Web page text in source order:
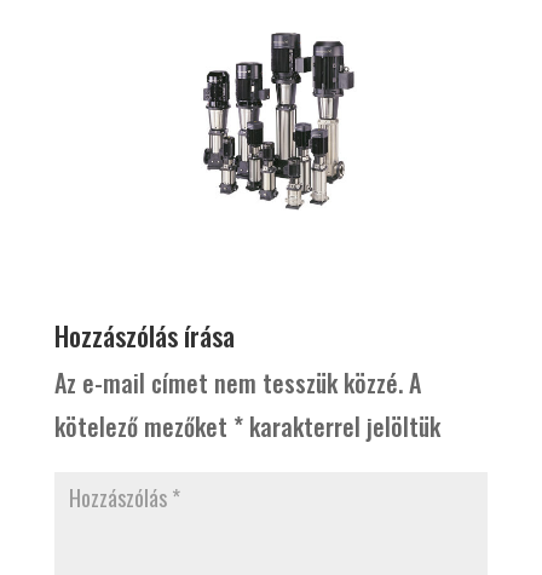
Hozzászólás írása
Az e-mail címet nem tesszük közzé.A
kötelező mezőket *karakterrel jelöltük